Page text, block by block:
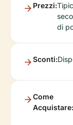
Prezzi:
di
Sconti:
Come
Acquistare: